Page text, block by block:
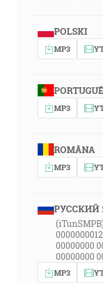
POLSKI
MP3
MP3
ROMÂNA
MP3
РУССКИЙ
00000000
00000000
MP3